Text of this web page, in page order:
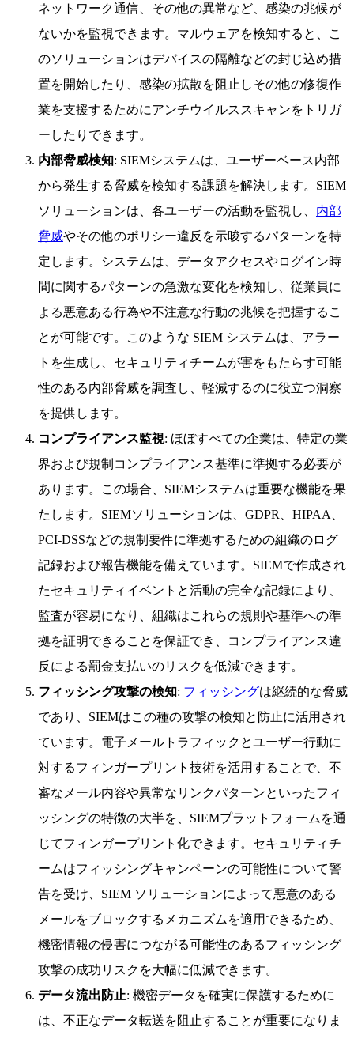
ネットワーク通信、その他の異常など、感染の兆候が
ないかを監視できます。マルウェアを検知すると、こ
のソリューションはデバイスの隔離などの封じ込め措
置を開始したり、感染の拡散を阻止しその他の修復作
業を支援するためにアンチウイルススキャンをトリガ
ーしたりできます。
内部脅威検知: SIEMシステムは、ユーザーベース内部
から発生する脅威を検知する課題を解決します。SIEM
ソリューションは、各ユーザーの活動を監視し、 内部
脅威やその他のポリシー違反を示唆するパターンを特
定します。システムは、データアクセスやログイン時
間に関するパターンの急激な変化を検知し、従業員に
よる悪意ある行為や不注意な行動の兆候を把握するこ
とが可能です。このような SIEM システムは、アラー
トを生成し、セキュリティチームが害をもたらす可能
性のある内部脅威を調査し、軽減するのに役立つ洞察
を提供します。
コンプライアンス監視: ほぼすべての企業は、特定の業
界および規制コンプライアンス基準に準拠する必要が
あります。この場合、SIEMシステムは重要な機能を果
たします。SIEMソリューションは、GDPR、HIPAA、
PCI-DSSなどの規制要件に準拠するための組織のログ
記録および報告機能を備えています。SIEMで作成され
たセキュリティイベントと活動の完全な記録により、
監査が容易になり、組織はこれらの規則や基準への準
拠を証明できることを保証でき、コンプライアンス違
反による罰金支払いのリスクを低減できます。
フィッシング攻撃の検知: フィッシングは継続的な脅威
であり、SIEMはこの種の攻撃の検知と防止に活用され
ています。電子メールトラフィックとユーザー行動に
対するフィンガープリント技術を活用することで、不
審なメール内容や異常なリンクパターンといったフィ
ッシングの特徴の大半を、SIEMプラットフォームを通
じてフィンガープリント化できます。セキュリティチ
ームはフィッシングキャンペーンの可能性について警
告を受け、SIEM ソリューションによって悪意のある
メールをブロックするメカニズムを適用できるため、
機密情報の侵害につながる可能性のあるフィッシング
攻撃の成功リスクを大幅に低減できます。
データ流出防止: 機密データを確実に保護するために
は、不正なデータ転送を阻止することが重要になりま